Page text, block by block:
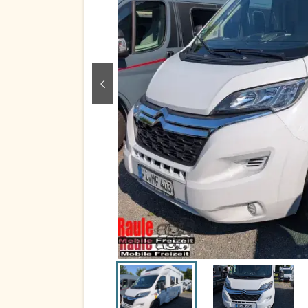
zurück